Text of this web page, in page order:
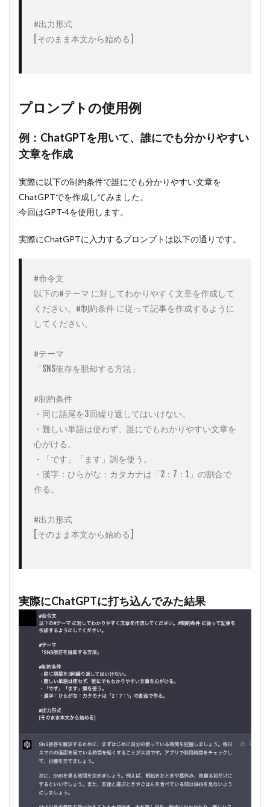
#出力形式
[そのまま本文から始める]
プロンプトの使用例
例：ChatGPTを用いて、誰にでも分かりやすい
文章を作成
実際に以下の制約条件で誰にでも分かりやすい文章を
ChatGPTでを作成してみました。
今回はGPT-4を使用します。
実際にChatGPTに入力するプロンプトは以下の通りです。
#命令文
以下の#テーマ に対してわかりやすく文章を作成して
ください。#制約条件 に従って記事を作成するように
してください。
#テーマ
「SNS依存を脱却する方法」
#制約条件
・同じ語尾を3回繰り返してはいけない。
・難しい単語は使わず、誰にでもわかりやすい文章を
心がける。
・「です」「ます」調を使う。
・漢字：ひらがな：カタカナは「2：7：1」の割合で
作る。
#出力形式
[そのまま本文から始める]
実際にChatGPTに打ち込んでみた結果